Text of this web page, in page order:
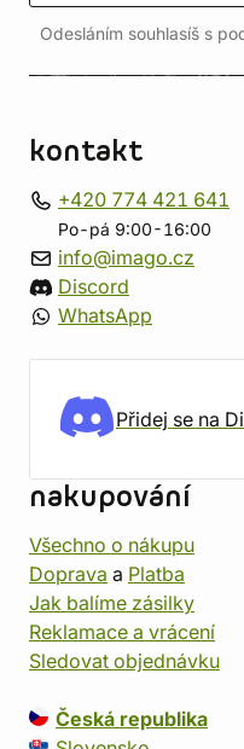
Odesláním souhlasíš s
kontakt
+420 774 421 641
Po-pá 9:00-16:00
info@imago.cz
Discord
WhatsApp
Přidej se na
nakupování
Všechno o nákupu
Doprava a Platba
Jak balíme zásilky
Reklamace a vrácení
Sledovat objednávku
Česká republika